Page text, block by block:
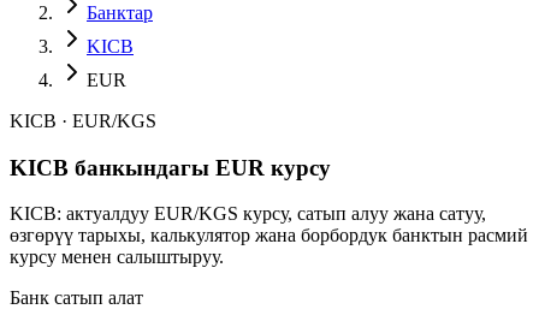
Банктар
KICB
EUR
KICB · EUR/KGS
KICB банкындагы EUR курсу
KICB: актуалдуу EUR/KGS курсу, сатып алуу жана сатуу,
өзгөрүү тарыхы, калькулятор жана борбордук банктын расмий
курсу менен салыштыруу.
Банк сатып алат